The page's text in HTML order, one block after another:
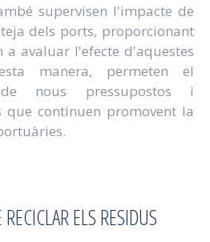
supervisen l'impacte de
dels ports, proporcionant
avaluar l'efecte d'aquestes
manera, permeten el
de nous pressupostos i
continuen promovent la
ELS RESIDUS